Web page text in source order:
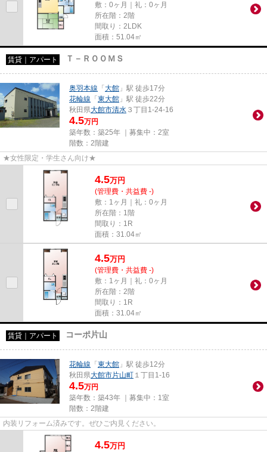
敷：0ヶ月｜礼：0ヶ月
所在階：2階
間取り：2LDK
面積：51.04㎡
賃貸｜アパート Ｔ－ＲＯＯＭＳ
奥羽本線 「 大館 」駅 徒歩17分
花輪線 「 東大館 」駅 徒歩22分
秋田県大館市清水 ３丁目1-24-16
4.5万円
築年数：築25年 ｜募集中： 2室
階数：2階建
★女性限定・学生さん向け★
4.5万円
(管理費・共益費 -)
敷：1ヶ月｜礼：0ヶ月
所在階：1階
間取り：1R
面積：31.04㎡
4.5万円
(管理費・共益費 -)
敷：1ヶ月｜礼：0ヶ月
所在階：2階
間取り：1R
面積：31.04㎡
賃貸｜アパート コーポ片山
花輪線 「 東大館 」駅 徒歩12分
秋田県大館市片山町 １丁目1-16
4.5万円
築年数：築43年 ｜募集中： 1室
階数：2階建
内装リフォーム済みです。ぜひご内見ください。
4.5万円